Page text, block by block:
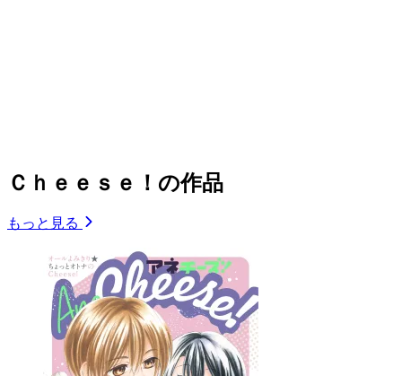
Ｃｈｅｅｓｅ！の作品
もっと見る